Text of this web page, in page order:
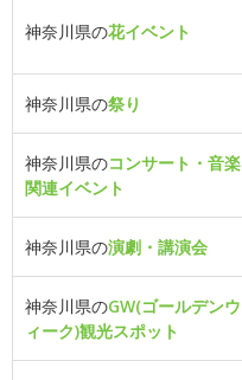
神奈川県の花イベント
神奈川県の祭り
神奈川県のコンサート・音楽
関連イベント
神奈川県の演劇・講演会
神奈川県のGW(ゴールデンウ
ィーク)観光スポット